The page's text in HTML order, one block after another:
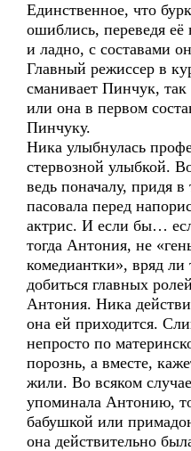
Единственное, что
ошиблись, переведя
и ладно, с составами
Главный режиссер в
сманивает Пинчук,
или она в первом
Пинчуку.
Ника улыбнулась
стервозной улыбкой.
ведь поначалу, придя в
пасовала перед
актрис. И если бы…
тогда Антония, не
комедиантки», вряд ли
добиться главных
Антония. Ника
она ей приходится.
непросто по
порознь, а вместе,
жили. Во всяком
упоминала Антонию,
бабушкой или
она действительно